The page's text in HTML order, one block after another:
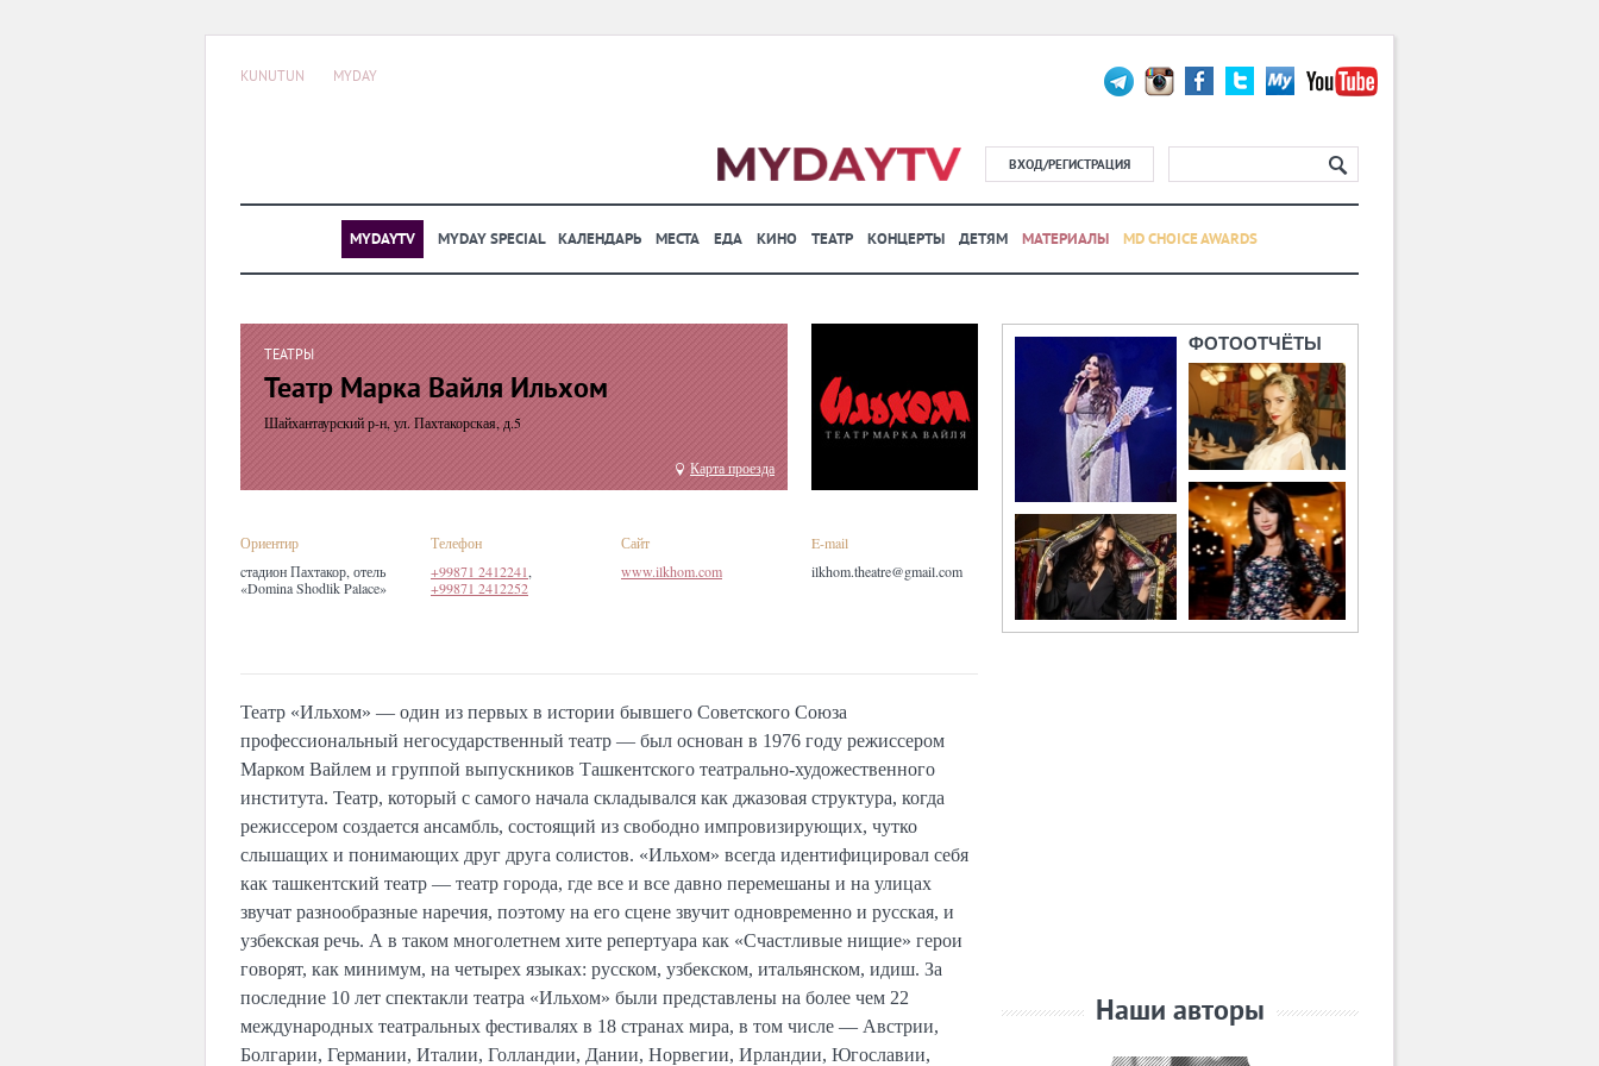
KUNUTUN MYDAY
ВХОД/РЕГИСТРАЦИЯ
MYDAYTV MYDAY SPECIAL КАЛЕНДАРЬ МЕСТА ЕДА КИНО ТЕАТР КОНЦЕРТЫ ДЕТЯМ МАТЕРИАЛЫ MD CHOICE AWARDS
ТЕАТРЫ
Театр Марка Вайля Ильхом
Шайхантаурский р-н, ул. Пахтакорская, д.5
Карта проезда
Ориентир
cтадион Пахтакор, отель
«Domina Shodlik Palace»
Телефон
+99871 2412241,
+99871 2412252
Сайт
www.ilkhom.com
E-mail
ilkhom.theatre@gmail.com
Театр «Ильхом» — один из первых в истории бывшего Советского Союза
профессиональный негосударственный театр — был основан в 1976 году режиссером
Марком Вайлем и группой выпускников Ташкентского театрально-художественного
института. Театр, который с самого начала складывался как джазовая структура, когда
режиссером создается ансамбль, состоящий из свободно импровизирующих, чутко
слышащих и понимающих друг друга солистов. «Ильхом» всегда идентифицировал себя
как ташкентский театр — театр города, где все и все давно перемешаны и на улицах
звучат разнообразные наречия, поэтому на его сцене звучит одновременно и русская, и
узбекская речь. А в таком многолетнем хите репертуара как «Счастливые нищие» герои
говорят, как минимум, на четырех языках: русском, узбекском, итальянском, идиш. За
последние 10 лет спектакли театра «Ильхом» были представлены на более чем 22
международных театральных фестивалях в 18 странах мира, в том числе — Австрии,
Болгарии, Германии, Италии, Голландии, Дании, Норвегии, Ирландии, Югославии,
ФОТООТЧЁТЫ
Наши авторы